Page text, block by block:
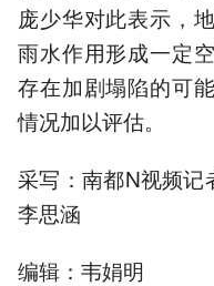
庞少华对此表示，
雨水作用形成一定
存在加剧塌陷的可
情况加以评估。
采写：南都N视频记
李思涵
编辑：韦娟明